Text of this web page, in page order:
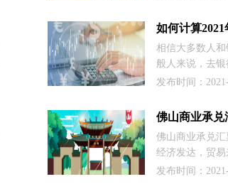
资金为：5w-
相信大多数人
般人来说，去
取款和贷款业务
问题并不算了
与大家一起去看
发布时间：
佛山商业承兑
佛山商业承兑
经济发达，贸
场大，很多朋友
发布时间：